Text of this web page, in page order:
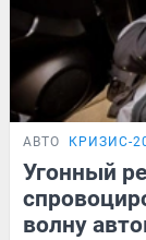
АВТО КРИЗИС-
Угонный
волну